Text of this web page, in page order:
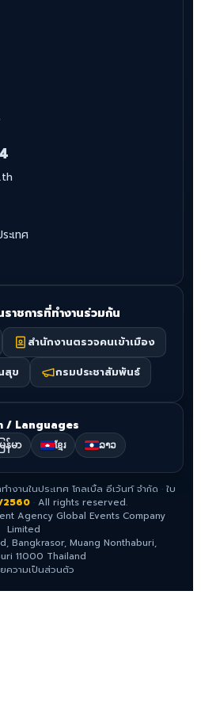
ะเทศ
าชการที่ทำงานร่วมกัน
สำนักงานตรวจคนเข้าเมือง
สุข
กรมประชาสัมพันธ์
/ Languages
မြန်မာ ខ្មែរ ລາວ
งานในประเทศ โกลเบิ้ล อีเว้นท์ จำกัด ·ใบ
2560 · All rights reserved.
Agency Global Events Company
Limited
Bangkrasor, Muang Nonthaburi,
11000 Thailand
ความเป็นส่วนตัว